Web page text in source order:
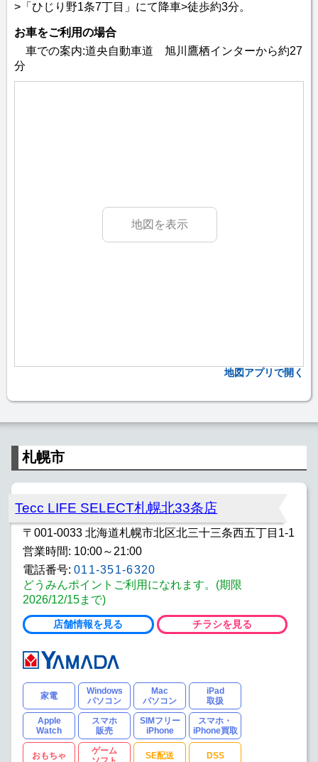
>「ひじり野1条7丁目」にて降車>徒歩約3分。
お車をご利用の場合
車での案内:道央自動車道 旭川鷹栖インターから約27
分
地図を表示
地図アプリで開く
札幌市
Tecc LIFE SELECT札幌北33条店
〒001-0033 北海道札幌市北区北三十三条西五丁目1-1
営業時間: 10:00～21:00
電話番号: 011-351-6320
どうみんポイントご利用になれます。(期限
2026/12/15まで)
店舗情報を見る チラシを見る
家電
Windows
パソコン
Mac
パソコン
iPad
取扱
Apple
Watch
スマホ
販売
SIMフリー
iPhone
スマホ・
iPhone買取
おもちゃ
ゲーム
ソフト
SE配送 DSS